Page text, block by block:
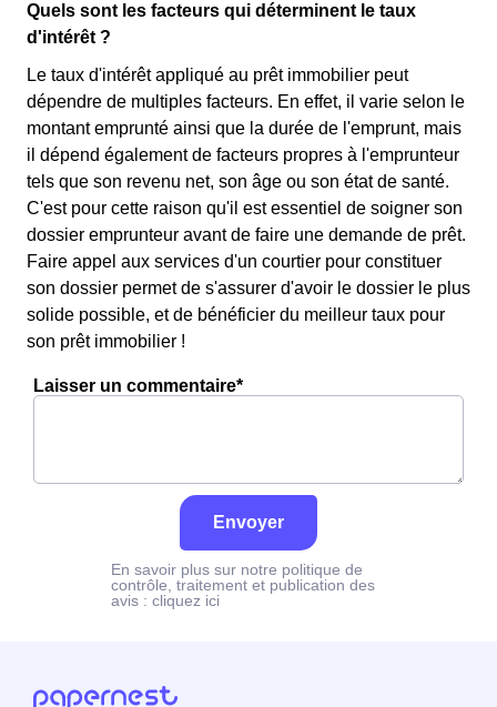
Quels sont les facteurs qui déterminent le taux
d'intérêt ?
Le taux d'intérêt appliqué au prêt immobilier peut
dépendre de multiples facteurs. En effet, il varie selon le
montant emprunté ainsi que la durée de l'emprunt, mais
il dépend également de facteurs propres à l'emprunteur
tels que son revenu net, son âge ou son état de santé.
C'est pour cette raison qu'il est essentiel de soigner son
dossier emprunteur avant de faire une demande de prêt.
Faire appel aux services d'un courtier pour constituer
son dossier permet de s'assurer d'avoir le dossier le plus
solide possible, et de bénéficier du meilleur taux pour
son prêt immobilier !
Laisser un commentaire*
Envoyer
En savoir plus sur notre politique de
contrôle, traitement et publication des
avis : cliquez ici